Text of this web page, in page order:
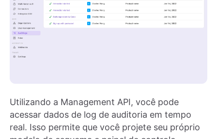
Utilizando a Management API, você pode
acessar dados de log de auditoria em tempo
real. Isso permite que você projete seu próprio